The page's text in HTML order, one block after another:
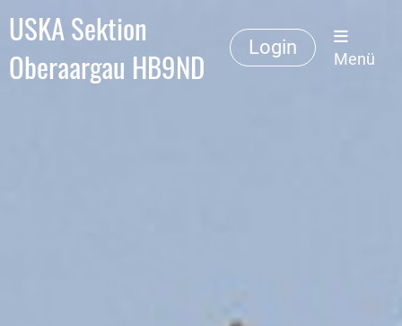
USKA Sektion
Oberaargau HB9ND
Login
Menü